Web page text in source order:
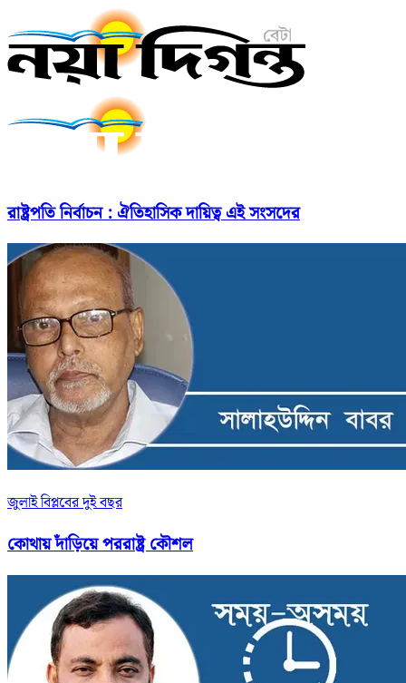
রাষ্ট্রপতি নির্বাচন : ঐতিহাসিক দায়িত্ব এই সংসদের
জুলাই বিপ্লবের দুই বছর
কোথায় দাঁড়িয়ে পররাষ্ট্র কৌশল